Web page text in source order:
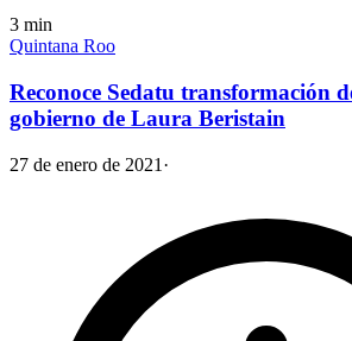
3 min
Quintana Roo
Reconoce Sedatu transformación
gobierno de Laura Beristain
27 de enero de 2021 ·